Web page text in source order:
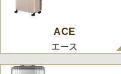
ACE
エース